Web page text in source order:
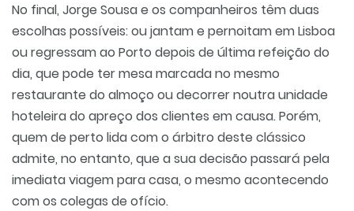
No final, Jorge Sousa e os companheiros têm duas
escolhas possíveis: ou jantam e pernoitam em Lisboa
ou regressam ao Porto depois de última refeição do
dia, que pode ter mesa marcada no mesmo
restaurante do almoço ou decorrer noutra unidade
hoteleira do apreço dos clientes em causa. Porém,
quem de perto lida com o árbitro deste clássico
admite, no entanto, que a sua decisão passará pela
imediata viagem para casa, o mesmo acontecendo
com os colegas de ofício.